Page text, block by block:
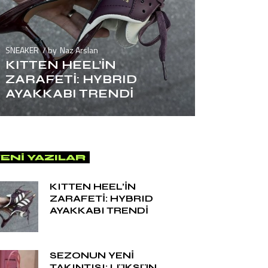
SNEAKER by Naz Arslan
KITTEN HEEL’İN
ZARAFETİ: HYBRID
AYAKKABI TRENDİ
YAZILAR
KITTEN HEEL’İN
ZARAFETİ: HYBRID
AYAKKABI TRENDİ
SEZONUN YENİ